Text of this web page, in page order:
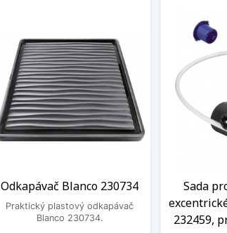
Odkapávač Blanco 230734
Praktický plastový odkapávač
Blanco 230734.
Sada
232459,